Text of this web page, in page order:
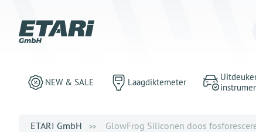
NEW & SALE Laagdiktemeter
ETARI GmbH GlowFrog Siliconen doos